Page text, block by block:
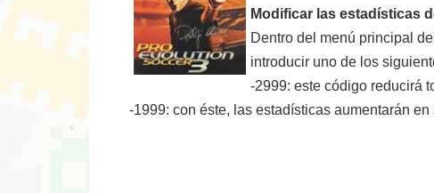
Modificar las estadísticas
Dentro del menú principal
introducir uno de los
-2999: este código reducirá
-1999: con éste, las estadísticas aumentarán en